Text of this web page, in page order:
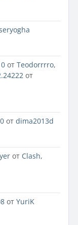
от Teodorrrro,
от
от dima2013d
от Clash,
от YuriK